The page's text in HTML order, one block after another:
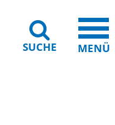
SUCHE MENÜ